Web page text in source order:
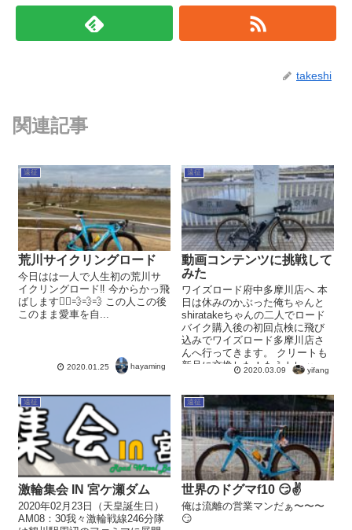
takeshi
関連記事
遠征
荒川サイクリングロード
今日はは一人で人生初の荒川サ
イクリングロード‼️ 今からかっ飛
ばします🚴‍♂💨💨💨 この人この後
このまま愛車を自...
2020.01.25 hayaming
遠征
動画コンテンツに挑戦して
みた
ワイズロード府中多摩川店へ 本
日は休みのかぶった俺ちゃんと
shiratakeちゃんの二人でロード
バイク購入後の初回点検に飛び
込みでワイズロード多摩川店さ
んへ行ってきます。 クリートも
新品に交換した！もうトレッ
2020.03.09 yifang
遠征
激輪集会 IN 宮ケ瀬ダム
2020年02月23日（天皇誕生日）
AM08：30我々激輪戦線246分隊
遠征
世界のドグマf10 😏✌
俺は流離の営業マンだぁ〜〜〜
😏